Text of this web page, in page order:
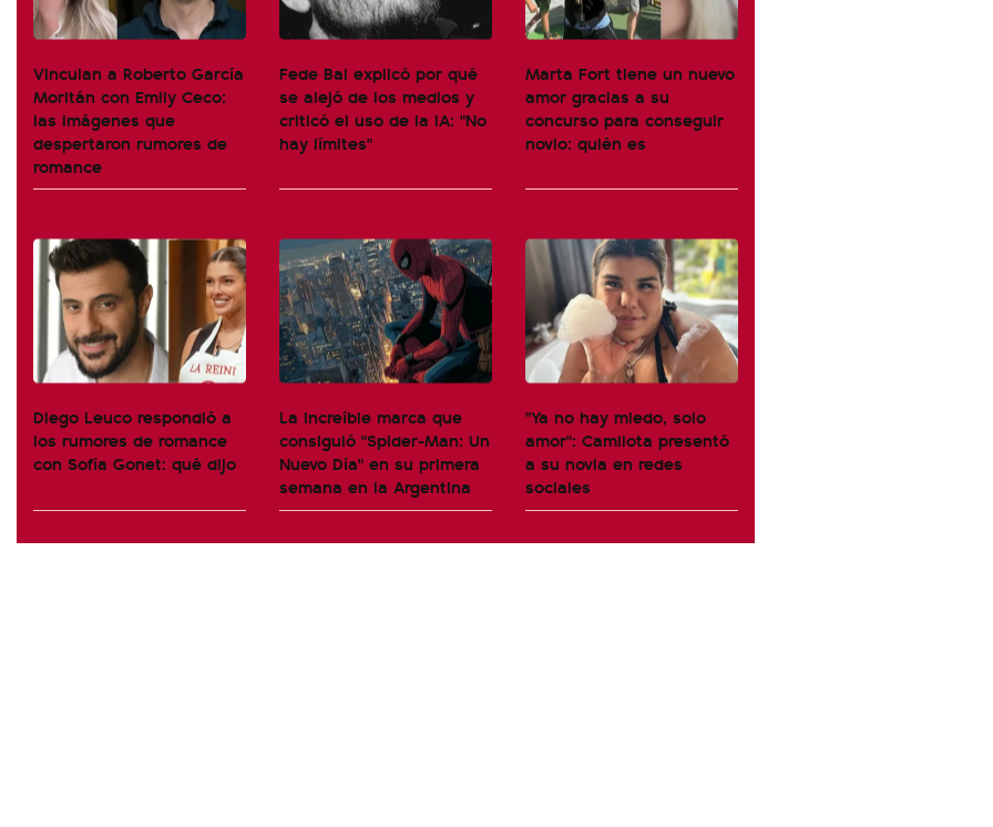
Vinculan a Roberto García
Moritán con Emily Ceco:
las imágenes que
despertaron rumores de
romance
Fede Bal explicó por qué
se alejó de los medios y
criticó el uso de la IA: "No
hay límites"
Marta Fort tiene un nuevo
amor gracias a su
concurso para conseguir
novio: quién es
Diego Leuco respondió a
los rumores de romance
con Sofía Gonet: qué dijo
La increíble marca que
consiguió "Spider-Man: Un
Nuevo Día" en su primera
semana en la Argentina
"Ya no hay miedo, solo
amor": Camilota presentó
a su novia en redes
sociales